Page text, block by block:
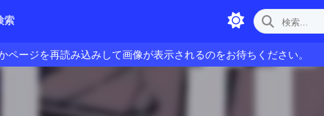
索
ージを再読み込みして画像が表示されるのをお待ちください。